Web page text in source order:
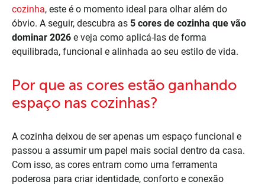
cozinha, este é o momento ideal para olhar além do
óbvio. A seguir, descubra as 5 cores de cozinha que vão
dominar 2026 e veja como aplicá-las de forma
equilibrada, funcional e alinhada ao seu estilo de vida.
Por que as cores estão ganhando
espaço nas cozinhas?
A cozinha deixou de ser apenas um espaço funcional e
passou a assumir um papel mais social dentro da casa.
Com isso, as cores entram como uma ferramenta
poderosa para criar identidade, conforto e conexão